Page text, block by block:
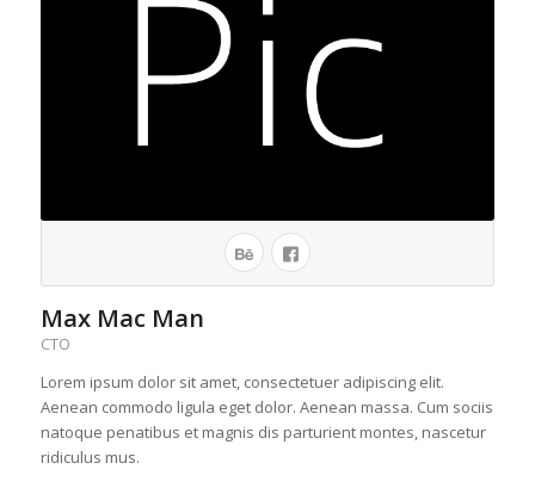
Max Mac Man
CTO
Lorem ipsum dolor sit amet, consectetuer adipiscing elit.
Aenean commodo ligula eget dolor. Aenean massa. Cum sociis
natoque penatibus et magnis dis parturient montes, nascetur
ridiculus mus.